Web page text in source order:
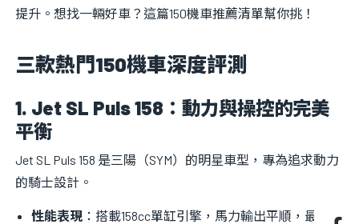
提升。想找一輛好車？這篇150機車推薦清單幫你挑！
三款熱門150機車深度評測
1. Jet SL Puls 158：動力與操控的完美
平衡
Jet SL Puls 158 是三陽（SYM）的明星車型，專為追求動力
的騎士設計。
性能表現 ：搭載158cc單缸引擎，馬力輸出平順，最高時